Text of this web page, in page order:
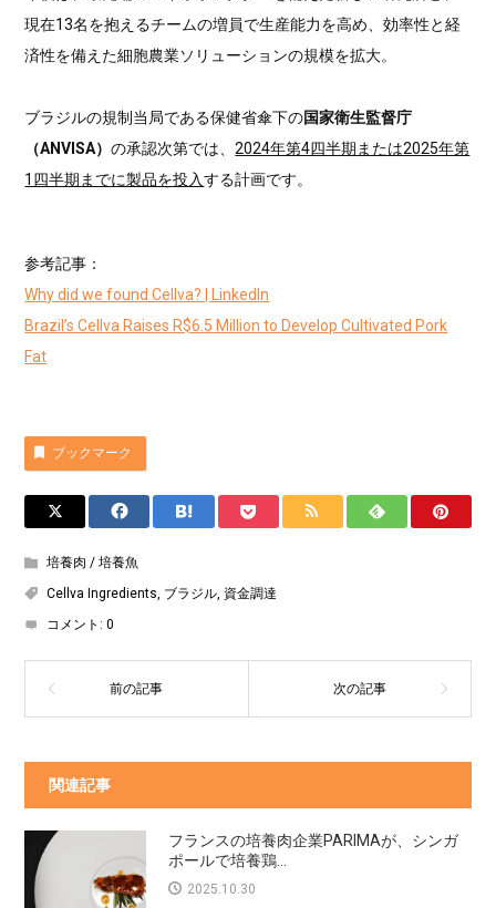
現在13名を抱えるチームの増員で生産能力を高め、効率性と経
済性を備えた細胞農業ソリューションの規模を拡大。
ブラジルの規制当局である保健省傘下の国家衛生監督庁
（ANVISA）の承認次第では、2024年第4四半期または2025年第
1四半期までに製品を投入する計画です。
参考記事：
Why did we found Cellva? | LinkedIn
Brazil’s Cellva Raises R$6.5 Million to Develop Cultivated Pork
Fat
ブックマーク
培養肉 / 培養魚
Cellva Ingredients, ブラジル, 資金調達
コメント:0
関連記事
フランスの培養肉企業PARIMAが、シンガ
ポールで培養鶏...
2025.10.30